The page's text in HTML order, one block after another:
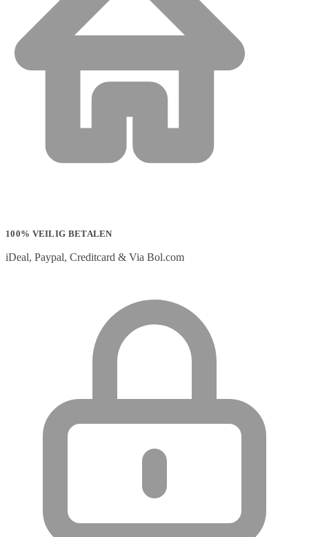
100% VEILIG BETALEN
iDeal, Paypal, Creditcard & Via Bol.com